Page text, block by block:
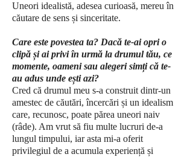
Uneori idealistă, adesea curioasă, mereu în
căutare de sens și sinceritate.
Care este povestea ta? Dacă te-ai opri o
clipă și ai privi în urmă la drumul tău, ce
momente, oameni sau alegeri simți că te-
au adus unde ești azi?
Cred că drumul meu s-a construit dintr-un
amestec de căutări, încercări și un idealism
care, recunosc, poate părea uneori naiv
(râde). Am vrut să fiu multe lucruri de-a
lungul timpului, iar asta mi-a oferit
privilegiul de a acumula experiență și